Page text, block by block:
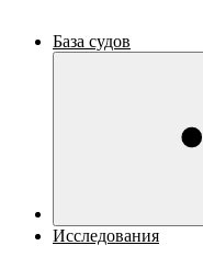
База судов
Исследования